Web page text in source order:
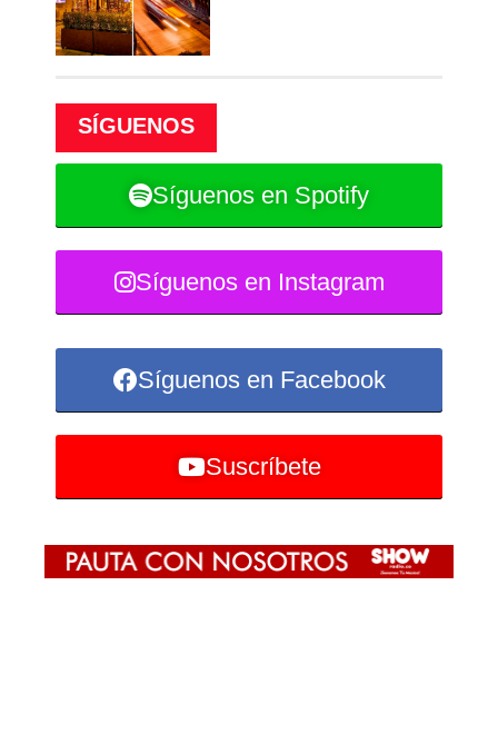
SÍGUENOS
Síguenos en Spotify
Síguenos en Instagram
Síguenos en Facebook
Suscríbete